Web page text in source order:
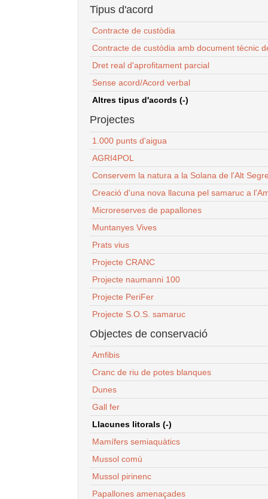
Tipus d'acord
Contracte de custòdia
Contracte de custòdia amb document tècnic
Dret real d'aprofitament parcial
Sense acord/Acord verbal
Altres tipus d'acords (-)
Projectes
1.000 punts d'aigua
AGRI4POL
Conservem la natura a la Solana de l'Alt
Creació d'una nova llacuna pel samaruc a
Microreserves de papallones
Muntanyes Vives
Prats vius
Projecte CRANC
Projecte naumanni 100
Projecte PeriFer
Projecte S.O.S. samaruc
Objectes de conservació
Amfibis
Cranc de riu de potes blanques
Dunes
Gall fer
Llacunes litorals (-)
Mamífers semiaquàtics
Mussol comú
Mussol pirinenc
Papallones amenaçades